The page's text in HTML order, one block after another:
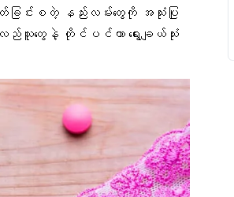
တ်ခြင်း စတဲ့ နည်းလမ်းတွေကို အသုံးပြု
လည်သူတွေနဲ့ တိုင်ပင်ကာ ရွေးချယ်သုံး